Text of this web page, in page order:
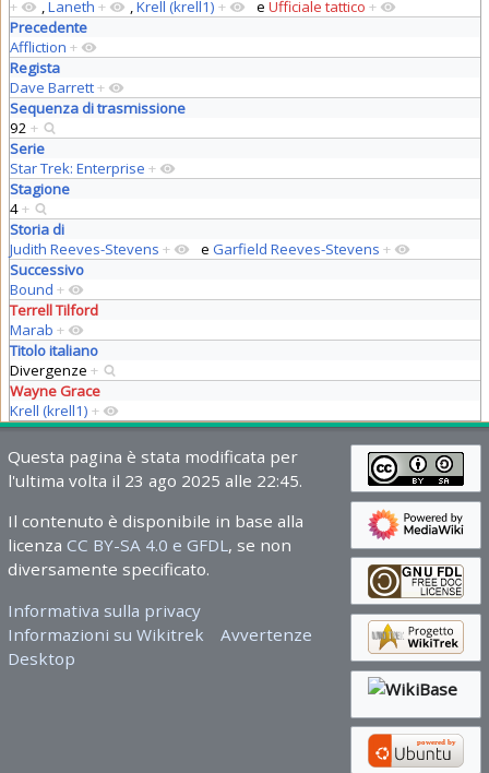
+
,Laneth + ,Krell (krell1) + e Ufficiale tattico +
Precedente
Affliction +
Regista
Dave Barrett+
Sequenza di trasmissione
92 +
Serie
Star Trek: Enterprise +
Stagione
4+
Storia di
Judith Reeves-Stevens + e Garfield Reeves-Stevens +
Successivo
Bound +
Terrell Tilford
Marab +
Titolo italiano
Divergenze +
Wayne Grace
Krell (krell1) +
Questa pagina è stata modificata per
l'ultima volta il 23 ago 2025 alle 22:45.
Il contenuto è disponibile in base alla
licenza CC BY-SA 4.0 e GFDL, se non
diversamente specificato.
Informativa sulla privacy
Informazioni su Wikitrek
Avvertenze
Desktop